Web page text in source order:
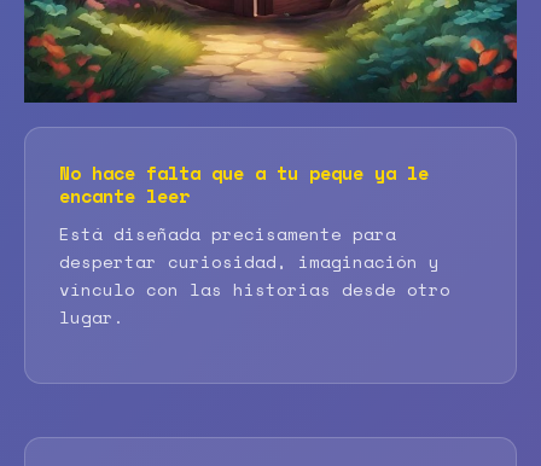
No hace falta que a tu peque ya le
encante leer
Está diseñada precisamente para
despertar curiosidad, imaginación y
vínculo con las historias desde otro
lugar.